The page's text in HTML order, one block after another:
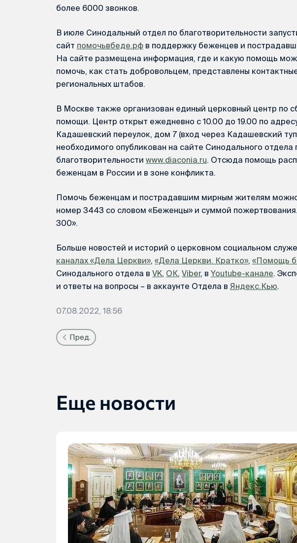
более 6000 звонков.
В июле Синодальный отдел по благотворительности
сайт помочьвбеде.рф в поддержку беженцев и
На сайте размещена информация, где и какую помощь
помочь, как стать добровольцем, представлены
региональных штабов.
В Москве также организован единый церковный центр по
помощи. Центр открыт ежедневно с 10.00 до 19.00 по
Кадашевский переулок, дом 7 (вход через Кадашевский
необходимого опубликован на сайте Синодального отдела
благотворительности www.diaconia.ru. Отсюда помощь
беженцам в России и в зоне конфликта.
Помочь беженцам и пострадавшим мирным жителям
номер 3443 со словом «Беженцы» и суммой
300».
Больше новостей и историй о церковном социальном
каналах «Дела Церкви», «Дела Церкви. Кратко», «Помощь
Синодального отдела в VK, ОК, Viber, в Youtube-канале.
и ответы на вопросы – в аккаунте Отдела в Яндекс.Кью.
07.08.2022, 18:56
Пред.
Еще новости